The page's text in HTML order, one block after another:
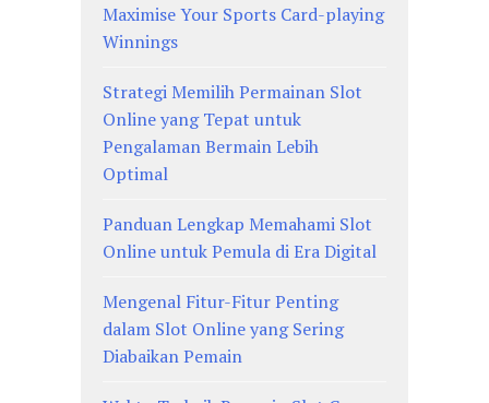
Maximise Your Sports Card-playing
Winnings
Strategi Memilih Permainan Slot
Online yang Tepat untuk
Pengalaman Bermain Lebih
Optimal
Panduan Lengkap Memahami Slot
Online untuk Pemula di Era Digital
Mengenal Fitur-Fitur Penting
dalam Slot Online yang Sering
Diabaikan Pemain